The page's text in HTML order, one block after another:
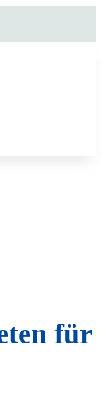
für